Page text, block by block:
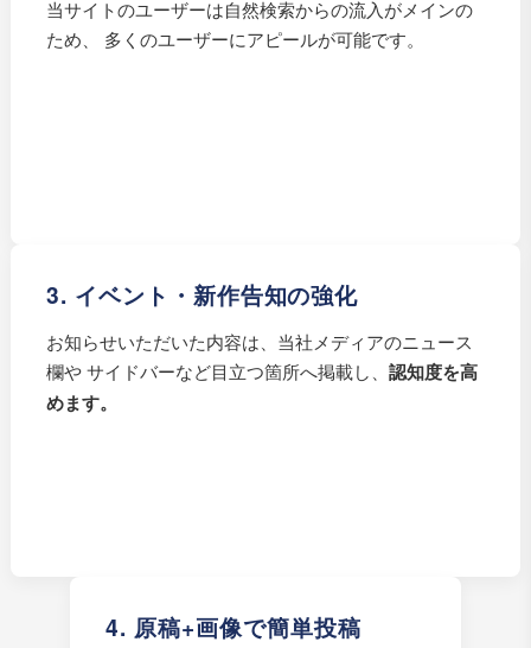
当サイトのユーザーは自然検索からの流入がメインの
ため、 多くのユーザーにアピールが可能です。
3. イベント・新作告知の強化
お知らせいただいた内容は、当社メディアのニュース
欄や サイドバーなど目立つ箇所へ掲載し、 認知度を高
めます。
4. 原稿+画像で簡単投稿